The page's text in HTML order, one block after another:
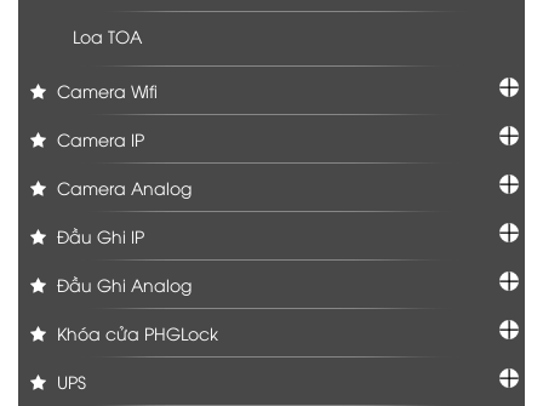
Loa TOA
Camera Wifi
Camera IP
Camera Analog
Đầu Ghi IP
Đầu Ghi Analog
Khóa cửa PHGLock
UPS